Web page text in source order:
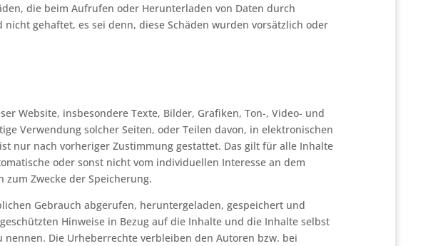
die beim Aufrufen oder Herunterladen von Daten durch
gehaftet, es sei denn, diese Schäden wurden vorsätzlich oder
Website, insbesondere Texte, Bilder, Grafiken, Ton-, Video- und
Verwendung solcher Seiten, oder Teilen davon, in elektronischen
nur nach vorheriger Zustimmung gestattet. Das gilt für alle Inhalte
oder sonst nicht vom individuellen Interesse an dem
Zwecke der Speicherung.
Gebrauch abgerufen, heruntergeladen, gespeichert und
Hinweise in Bezug auf die Inhalte und die Inhalte selbst
Die Urheberrechte verbleiben den Autoren bzw. bei